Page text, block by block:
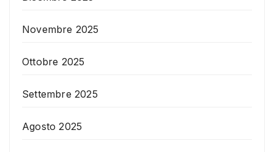
Novembre 2025
Ottobre 2025
Settembre 2025
Agosto 2025